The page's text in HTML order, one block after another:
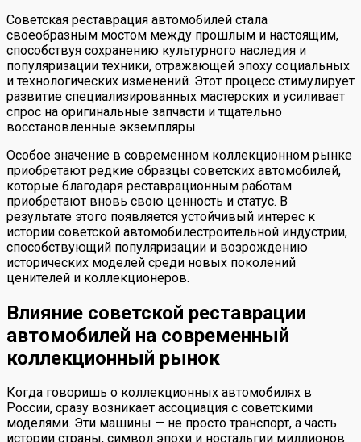
Советская реставрация автомобилей стала
своеобразным мостом между прошлым и настоящим,
способствуя сохранению культурного наследия и
популяризации техники, отражающей эпоху социальных
и технологических изменений. Этот процесс стимулирует
развитие специализированных мастерских и усиливает
спрос на оригинальные запчасти и тщательно
восстановленные экземпляры.
Особое значение в современном коллекционном рынке
приобретают редкие образцы советских автомобилей,
которые благодаря реставрационным работам
приобретают вновь свою ценность и статус. В
результате этого появляется устойчивый интерес к
истории советской автомобилестроительной индустрии,
способствующий популяризации и возрождению
исторических моделей среди новых поколений
ценителей и коллекционеров.
Влияние советской реставрации
автомобилей на современный
коллекционный рынок
Когда говоришь о коллекционных автомобилях в
России, сразу возникает ассоциация с советскими
моделями. Эти машины — не просто транспорт, а часть
истории страны, символ эпохи и ностальгии миллионов